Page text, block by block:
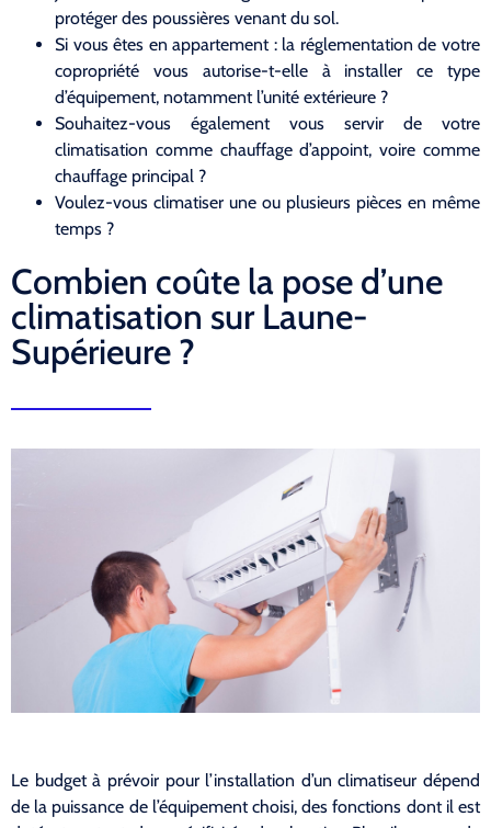
protéger des poussières venant du sol.
Si vous êtes en appartement : la réglementation de votre
copropriété vous autorise-t-elle à installer ce type
d’équipement, notamment l’unité extérieure ?
Souhaitez-vous également vous servir de votre
climatisation comme chauffage d’appoint, voire comme
chauffage principal ?
Voulez-vous climatiser une ou plusieurs pièces en même
temps ?
Combien coûte la pose d’une
climatisation sur Laune-
Supérieure ?
Le budget à prévoir pour l’installation d’un climatiseur dépend
de la puissance de l’équipement choisi, des fonctions dont il est